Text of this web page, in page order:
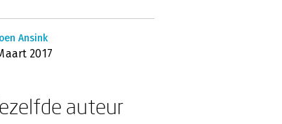
Ansink
2017
auteur